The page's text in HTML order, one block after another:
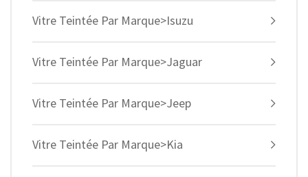
Vitre Teintée Par Marque>Isuzu
Vitre Teintée Par Marque>Jaguar
Vitre Teintée Par Marque>Jeep
Vitre Teintée Par Marque>Kia